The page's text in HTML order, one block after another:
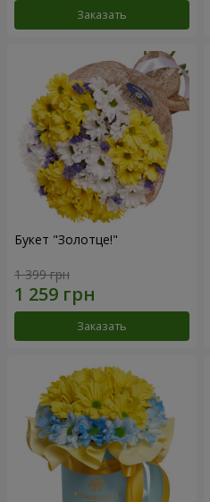
Заказать
Букет "Золотце!"
1 399 грн
Заказать